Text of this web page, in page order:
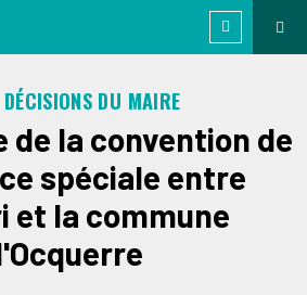
DU MAIRE
de la convention de
spéciale entre
et la commune